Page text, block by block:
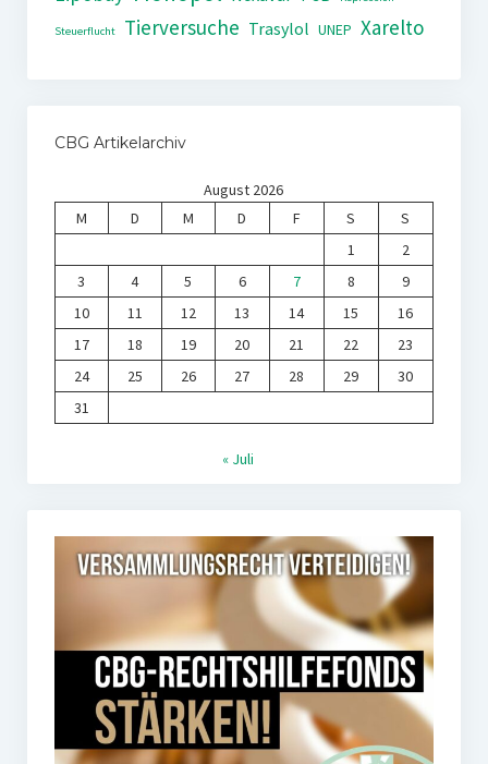
Steuerflucht Tierversuche Trasylol UNEP Xarelto
CBG Artikelarchiv
August 2026
M
D M D F S
S
1
2
3
4 5 6 7 8
9
10
11 12 13 14 15
16
17
18 19 20 21 22
23
24
25 26 27 28 29
30
31
« Juli